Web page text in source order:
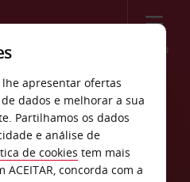
Menu
apresentar ofertas
dados e melhorar a sua
Partilhamos os dados
e análise de
de cookies tem mais
concorda com a